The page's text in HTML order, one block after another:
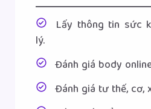
Lấy thông tin sức
lý.
Đánh giá body
Đánh giá tư thế, cơ,